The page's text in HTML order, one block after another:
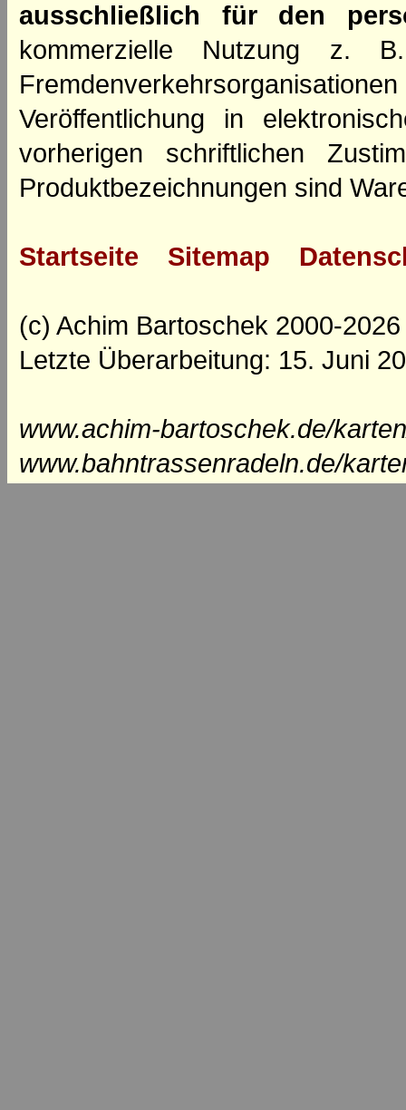
ausschließlich für den
kommerzielle Nutzung z.
Veröffentlichung in
vorherigen schriftlichen
Produktbezeichnungen sind
Startseite Sitemap
(c) Achim Bartoschek 2000-2026
Letzte Überarbeitung: 15. Juni
www.achim-bartoschek.de/
www.bahntrassenradeln.de/